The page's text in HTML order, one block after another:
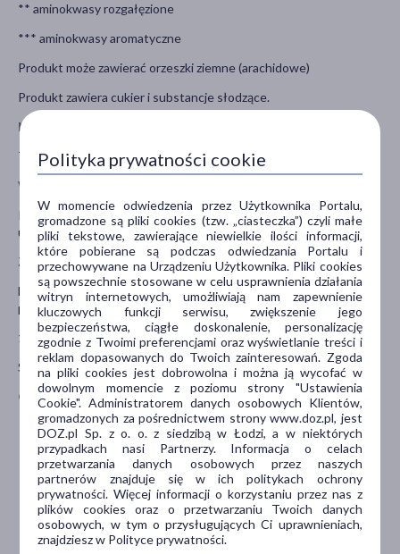
** aminokwasy rozgałęzione
*** aminokwasy aromatyczne
Produkt może zawierać orzeszki ziemne (arachidowe)
Produkt zawiera cukier i substancje słodzące.
Masa netto
700 g
Właściwości składników
Połączenie izolatu CFM oraz koncentratu białek serwatki pozwala
uzupełnić codzienną dietę o niezbędną porcję protein dla mięśni.
Zalecane dzienne spożycie
Dorośli: 1-3 porcji dziennie - po przebudzeniu, pomiędzy posiłkami,
po trening lub przed snem.
1 porcję preparatu rozpuścić w 150 ml wody.
Spożyć zaraz po przygotowaniu.
Ostrzeżenia dotyczące bezpieczeństwa
Nie należy przekraczać porcji zalecanej do spożycia w ciągu
dnia.
Suplement diety nie może być stosowany jako substytut
(zamiennik) zróżnicowanej diety.
Zalecany jest zrównoważony sposób żywienia i zdrowy tryb
życia.
Przechowywać w temperaturze pokojowej.
Przechowywać w sposób niedostępny dla małych dzieci.
Polityka prywatności cookie
W momencie odwiedzenia przez Użytkownika Portalu,
gromadzone są pliki cookies (tzw. „ciasteczka”) czyli małe
pliki tekstowe, zawierające niewielkie ilości informacji,
które pobierane są podczas odwiedzania Portalu i
przechowywane na Urządzeniu Użytkownika. Pliki cookies
są powszechnie stosowane w celu usprawnienia działania
witryn internetowych, umożliwiają nam zapewnienie
kluczowych funkcji serwisu, zwiększenie jego
bezpieczeństwa, ciągłe doskonalenie, personalizację
zgodnie z Twoimi preferencjami oraz wyświetlanie treści i
reklam dopasowanych do Twoich zainteresowań. Zgoda
na pliki cookies jest dobrowolna i można ją wycofać w
dowolnym momencie z poziomu strony "Ustawienia
Cookie". Administratorem danych osobowych Klientów,
gromadzonych za pośrednictwem strony www.doz.pl, jest
DOZ.pl Sp. z o. o. z siedzibą w Łodzi, a w niektórych
przypadkach nasi Partnerzy. Informacja o celach
przetwarzania danych osobowych przez naszych
partnerów znajduje się w ich politykach ochrony
prywatności. Więcej informacji o korzystaniu przez nas z
plików cookies oraz o przetwarzaniu Twoich danych
osobowych, w tym o przysługujących Ci uprawnieniach,
znajdziesz w Polityce prywatności.